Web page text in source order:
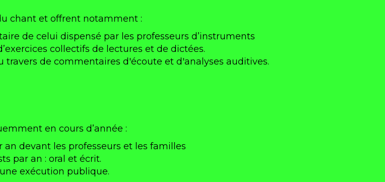
chant et offrent notamment :
de celui dispensé par les professeurs d’instruments
collectifs de lectures et de dictées.
travers de commentaires d'écoute et d'analyses auditives.
en cours d’année :
an devant les professeurs et les familles
par an : oral et écrit.
exécution publique.